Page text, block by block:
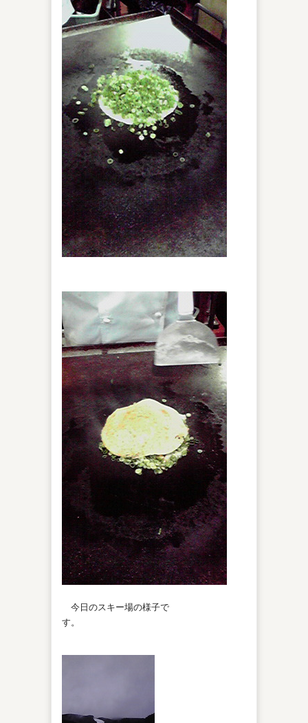
今日のスキー場の様子で
す。